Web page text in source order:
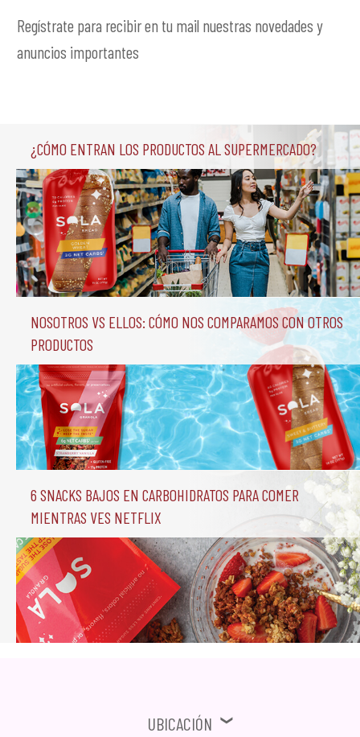
Regístrate para recibir en tu mail nuestras novedades y
anuncios importantes
¿Cómo entran los productos al supermercado?
Nosotros vs Ellos: Cómo nos comparamos con otros
productos
6 Snacks Bajos en Carbohidratos para comer
mientras ves Netflix
Ubicación